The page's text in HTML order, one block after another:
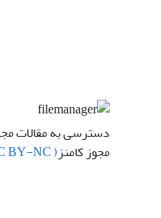
دسترسی به مقالات
مجوز کامنز( CC BY-NC)